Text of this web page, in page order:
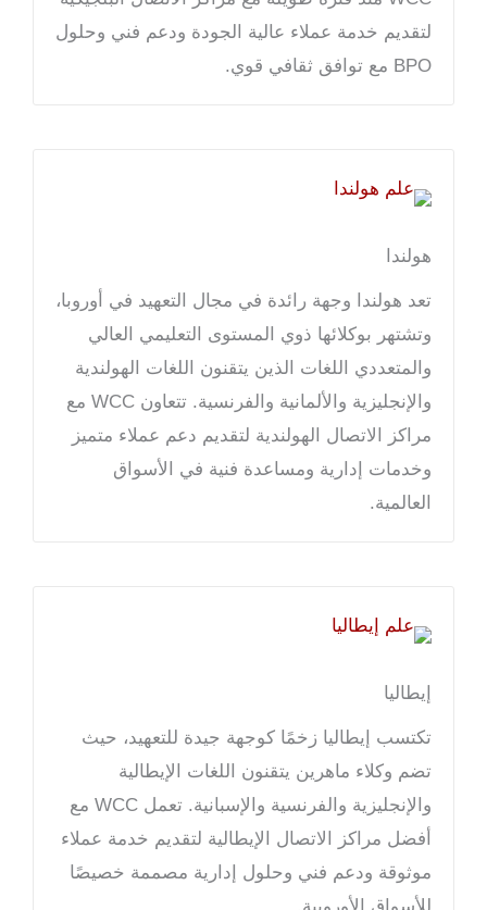
لتقديم خدمة عملاء عالية الجودة ودعم فني وحلول
BPO مع توافق ثقافي قوي.
هولندا
تعد هولندا وجهة رائدة في مجال التعهيد في أوروبا،
وتشتهر بوكلائها ذوي المستوى التعليمي العالي
والمتعددي اللغات الذين يتقنون اللغات الهولندية
والإنجليزية والألمانية والفرنسية. تتعاون WCC مع
مراكز الاتصال الهولندية لتقديم دعم عملاء متميز
وخدمات إدارية ومساعدة فنية في الأسواق
العالمية.
إيطاليا
تكتسب إيطاليا زخمًا كوجهة جيدة للتعهيد، حيث
تضم وكلاء ماهرين يتقنون اللغات الإيطالية
والإنجليزية والفرنسية والإسبانية. تعمل WCC مع
أفضل مراكز الاتصال الإيطالية لتقديم خدمة عملاء
موثوقة ودعم فني وحلول إدارية مصممة خصيصًا
للأسواق الأوروبية.